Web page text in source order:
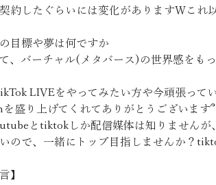
約したぐらいには変化がありますWこれ
目標や夢は何ですか
、バーチャル(メタバース)の世界感をも
LIVEをやってみたい方や今頑張って
盛り上げてくれてありがとうございます՞
とtiktokしか配信媒体は知りません
ので、一緒にトップ目指しませんか？
】